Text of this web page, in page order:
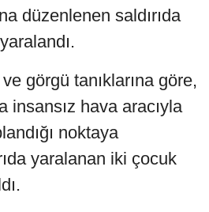
düzenlenen saldırıda
görgü tanıklarına göre,
insansız hava aracıyla
noktaya
yaralanan iki çocuk